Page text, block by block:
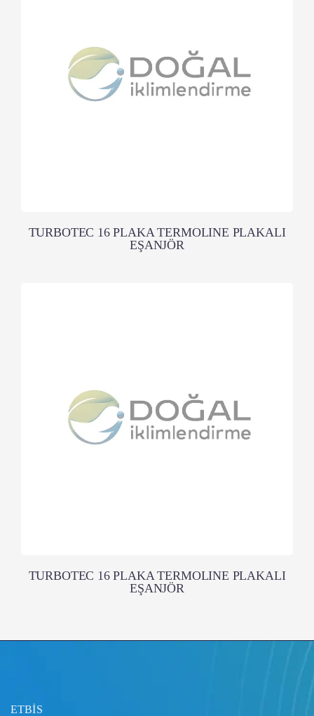
TURBOTEC 16 PLAKA TERMOLINE PLAKALI
EŞANJÖR
TURBOTEC 16 PLAKA TERMOLINE PLAKALI
EŞANJÖR
ETBİS